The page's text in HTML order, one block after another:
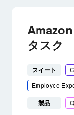
タスク
スイート
Employee
製品